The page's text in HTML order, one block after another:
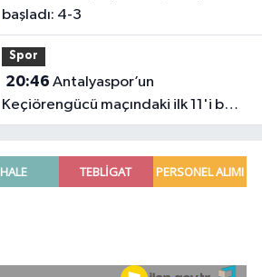
başladı: 4-3
Spor
20:46
Keçiörengücü maçındaki ilk 11'i belli
oldu!